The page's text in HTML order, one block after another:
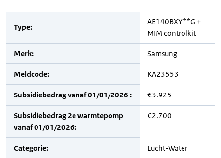
Type:
AE140BXY**G +
MIM controlkit
Merk: Samsung
Meldcode: KA23553
Subsidiebedrag vanaf 01/01/2026 : €3.925
Subsidiebedrag 2e warmtepomp
vanaf 01/01/2026:
€2.700
Categorie: Lucht-Water